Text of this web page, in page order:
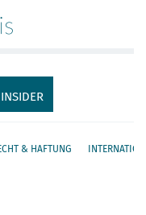
INSIDER
& HAFTUNG